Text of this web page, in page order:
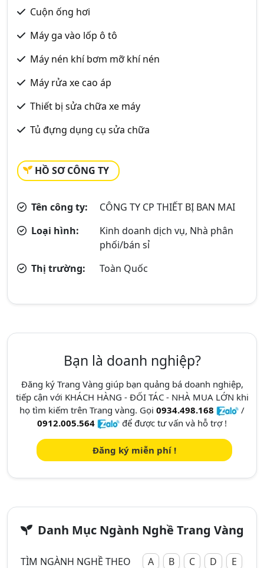
Cuộn ống hơi
Máy ga vào lốp ô tô
Máy nén khí bơm mỡ khí nén
Máy rửa xe cao áp
Thiết bị sửa chữa xe máy
Tủ đựng dụng cụ sửa chữa
HỒ SƠ CÔNG TY
Tên công ty:
CÔNG TY CP THIẾT BỊ BAN MAI
Loại hình:
Kinh doanh dịch vụ, Nhà phân
phối/bán sỉ
Thị trường:
Toàn Quốc
Bạn là doanh nghiệp?
Đăng ký Trang Vàng giúp bạn quảng bá doanh nghiệp,
tiếp cận với KHÁCH HÀNG - ĐỐI TÁC - NHÀ MUA LỚN khi
họ tìm kiếm trên Trang vàng. Gọi 0934.498.168
/
0912.005.564
để được tư vấn và hỗ trợ !
Đăng ký miễn phí !
Danh Mục Ngành Nghề Trang Vàng
TÌM NGÀNH NGHỀ THEO A B C D E